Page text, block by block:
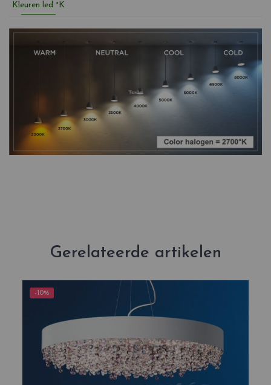
Kleuren led °K
Gerelateerde artikelen
-10%